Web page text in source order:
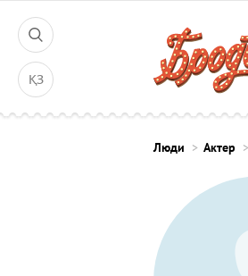
ҚЗ
Люди Актер